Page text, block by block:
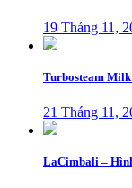
19 Tháng 11,
Turbosteam
21 Tháng 11,
LaCimbali –